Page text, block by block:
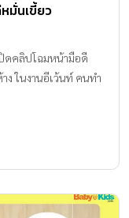
มั่นเขี้ยว
ดคลิปโฉมหน้ามือดี
ง ในงานอีเว้นท์ คนทำ